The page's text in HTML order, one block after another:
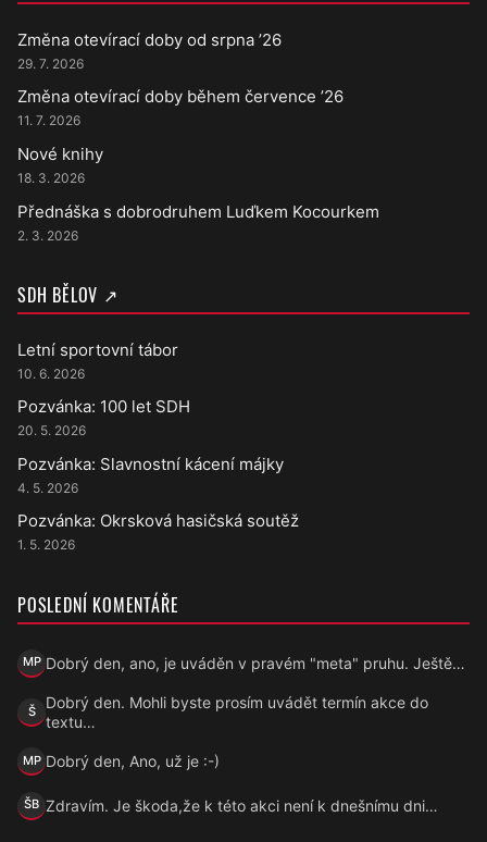
Změna otevírací doby od srpna ’26
29. 7. 2026
Změna otevírací doby během července ’26
11. 7. 2026
Nové knihy
18. 3. 2026
Přednáška s dobrodruhem Luďkem Kocourkem
2. 3. 2026
SDH BĚLOV ↗
Letní sportovní tábor
10. 6. 2026
Pozvánka: 100 let SDH
20. 5. 2026
Pozvánka: Slavnostní kácení májky
4. 5. 2026
Pozvánka: Okrsková hasičská soutěž
1. 5. 2026
POSLEDNÍ KOMENTÁŘE
MPMarek Přecechtěl
Dobrý den, ano, je uváděn v pravém "meta" pruhu. Ještě…
ŠŠárka
Dobrý den. Mohli byste prosím uvádět termín akce do
textu…
MPMarek Přecechtěl
Dobrý den, Ano, už je :-)
ŠBŠárka B.
Zdravím. Je škoda,že k této akci není k dnešnímu dni…